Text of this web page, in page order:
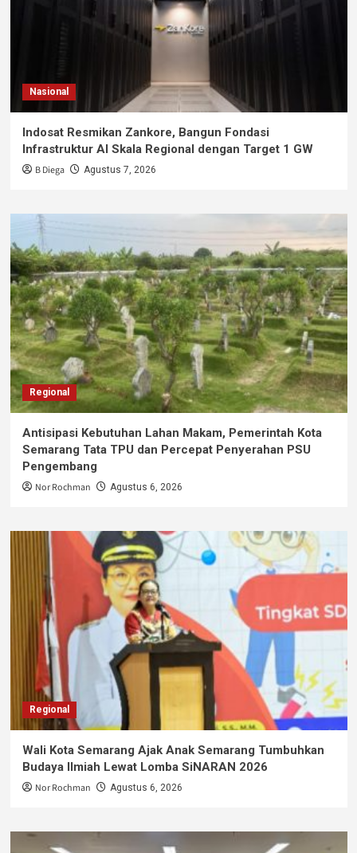
Nasional
Indosat Resmikan Zankore, Bangun Fondasi
Infrastruktur AI Skala Regional dengan Target 1 GW
B Diega Agustus 7, 2026
Regional
Antisipasi Kebutuhan Lahan Makam, Pemerintah Kota
Semarang Tata TPU dan Percepat Penyerahan PSU
Pengembang
Nor Rochman Agustus 6, 2026
Regional
Wali Kota Semarang Ajak Anak Semarang Tumbuhkan
Budaya Ilmiah Lewat Lomba SiNARAN 2026
Nor Rochman Agustus 6, 2026